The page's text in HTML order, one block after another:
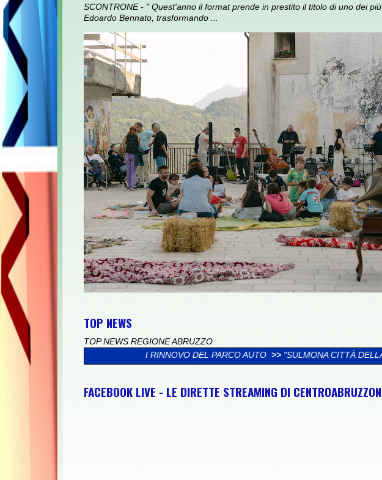
SCONTRONE - " Quest'anno il format prende in prestito il titolo di uno dei
Edoardo Bennato, trasformando ...
TOP NEWS
TOP NEWS REGIONE ABRUZZO
DI RINNOVO DEL PARCO AUTO >> "SULMONA CITTÀ DELLA MUSICA", SABATO 8
FACEBOOK LIVE - LE DIRETTE STREAMING DI